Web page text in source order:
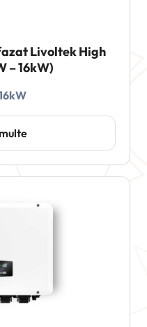
Livoltek High
– 16kW)